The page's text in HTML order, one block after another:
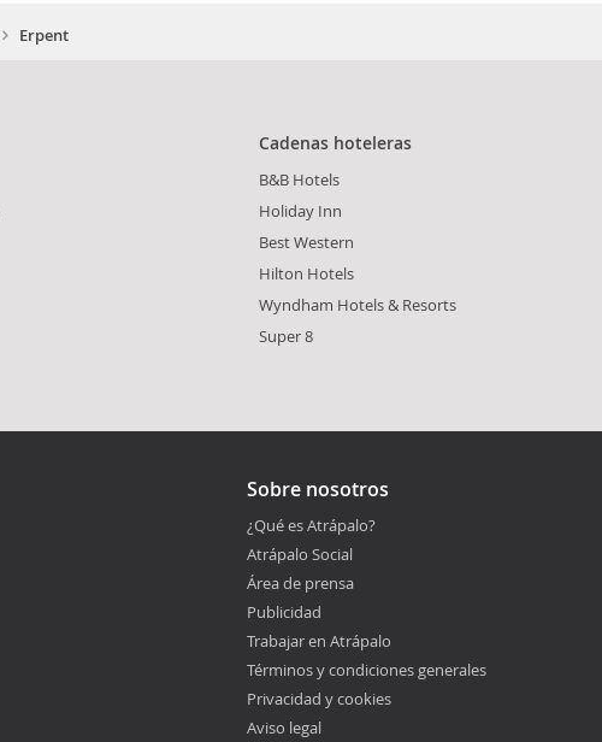
Erpent
Cadenas hoteleras
B&B Hotels
Holiday Inn
Best Western
Hilton Hotels
Wyndham Hotels & Resorts
Super 8
Sobre nosotros
¿Qué es Atrápalo?
Atrápalo Social
Área de prensa
Publicidad
Trabajar en Atrápalo
Términos y condiciones generales
Privacidad y cookies
Aviso legal